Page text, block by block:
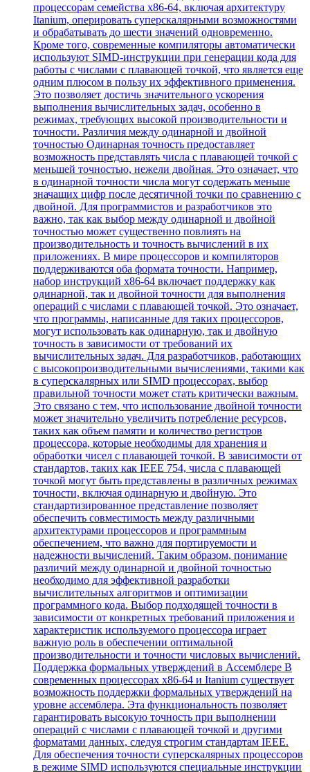
процессорам семейства x86-64, включая архитектуру
Itanium, оперировать суперскалярными возможностями
и обрабатывать до шести значений одновременно.
Кроме того, современные компиляторы автоматически
используют SIMD-инструкции при генерации кода для
работы с числами с плавающей точкой, что является еще
одним плюсом в пользу их эффективного применения.
Это позволяет достичь значительного ускорения
выполнения вычислительных задач, особенно в
режимах, требующих высокой производительности и
точности. Различия между одинарной и двойной
точностью Одинарная точность предоставляет
возможность представлять числа с плавающей точкой с
меньшей точностью, нежели двойная. Это означает, что
в одинарной точности числа могут содержать меньше
значащих цифр после десятичной точки по сравнению с
двойной. Для программистов и разработчиков это
важно, так как выбор между одинарной и двойной
точностью может существенно повлиять на
производительность и точность вычислений в их
приложениях. В мире процессоров и компиляторов
поддерживаются оба формата точности. Например,
набор инструкций x86-64 включает поддержку как
одинарной, так и двойной точности для выполнения
операций с числами с плавающей точкой. Это означает,
что программы, написанные для таких процессоров,
могут использовать как одинарную, так и двойную
точность в зависимости от требований их
вычислительных задач. Для разработчиков, работающих
с высокопроизводительными вычислениями, такими как
в суперскалярных или SIMD процессорах, выбор
правильной точности может стать критически важным.
Это связано с тем, что использование двойной точности
может значительно увеличить потребление ресурсов,
таких как объем памяти и количество регистров
процессора, которые необходимы для хранения и
обработки чисел с плавающей точкой. В зависимости от
стандартов, таких как IEEE 754, числа с плавающей
точкой могут быть представлены в различных режимах
точности, включая одинарную и двойную. Это
стандартизированное представление позволяет
обеспечить совместимость между различными
архитектурами процессоров и программным
обеспечением, что важно для портируемости и
надежности вычислений. Таким образом, понимание
различий между одинарной и двойной точностью
необходимо для эффективной разработки
вычислительных алгоритмов и оптимизации
программного кода. Выбор подходящей точности в
зависимости от конкретных требований приложения и
характеристик используемого процессора играет
важную роль в обеспечении оптимальной
производительности и точности числовых вычислений.
Поддержка формальных утверждений в Ассемблере В
современных процессорах x86-64 и Itanium существует
возможность поддержки формальных утверждений на
уровне ассемблера. Эта функциональность позволяет
гарантировать высокую точность при выполнении
операций с числами с плавающей точкой и другими
форматами данных, следуя строгим стандартам IEEE.
Для обеспечения точности суперскалярных процессоров
в режиме SIMD используются специальные инструкции